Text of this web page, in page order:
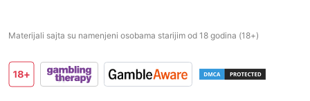
Materijali sajta su namenjeni osobama starijim od 18 godina (18+)